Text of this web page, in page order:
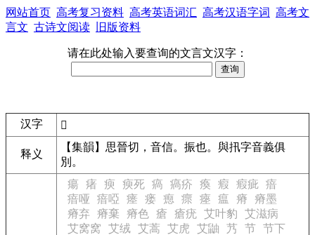
网站首页 高考复习资料 高考英语词汇 高考汉语字词 高考文
言文 古诗文阅读 旧版资料
请在此处输入要查询的文言文汉字：
汉字 𢩲
释义
【集韻】思晉切，音信。振也。與扟字音義俱
別。
瘍 瘏 瘐 瘐死 瘑 瘑疥 瘓 瘕 瘕疵 瘖
瘖哑
瘖啞 瘗 瘘 瘛 瘝 瘞 瘟 瘠
瘠墨
瘠弃
瘠棄 瘠色 瘡 瘡疣 艾叶豹
艾滋病
艾窝窝
艾绒 艾蒿 艾虎 艾鼬 艿 节 节下